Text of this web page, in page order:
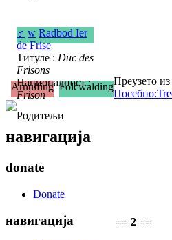
♂ w Radbod Ier
de Frise
Титуле : Duc des
Frisons
Националност :
Frison
Родитељи
== 2 ==
Arnulfing FolcwaldingПреузето из
навигација
donate
Donate
навигација